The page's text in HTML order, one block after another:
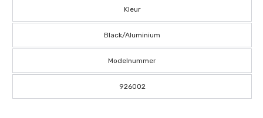
Kleur
Black/Aluminium
Modelnummer
926002